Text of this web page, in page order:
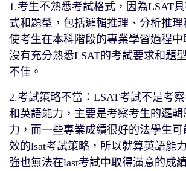
1.考生不熟悉考試格式，因為LSAT
式和題型，包括邏輯推理、分析推
使考生在本科階段的專業學習過程中
沒有充分熟悉LSAT的考試要求和題
不佳。
2.考試策略不當：LSAT考試不是考
和英語能力，主要是考察考生的邏
力，而一些專業成績很好的法學生
效的lsat考試策略，所以就算英語能
強也無法在last考試中取得滿意的成